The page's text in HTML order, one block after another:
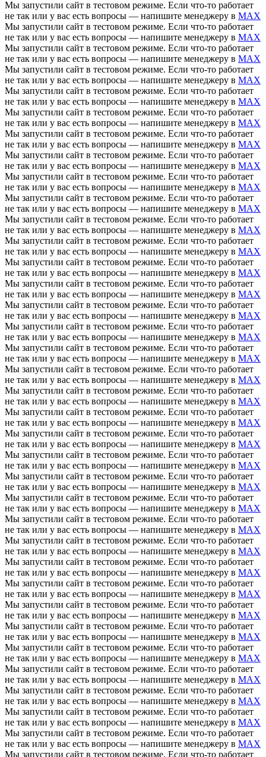
Мы запустили сайт в тестовом режиме. Если что-то работает
не так или у вас есть вопросы — напишите менеджеру в MAX
Мы запустили сайт в тестовом режиме. Если что-то работает
не так или у вас есть вопросы — напишите менеджеру в MAX
Мы запустили сайт в тестовом режиме. Если что-то работает
не так или у вас есть вопросы — напишите менеджеру в MAX
Мы запустили сайт в тестовом режиме. Если что-то работает
не так или у вас есть вопросы — напишите менеджеру в MAX
Мы запустили сайт в тестовом режиме. Если что-то работает
не так или у вас есть вопросы — напишите менеджеру в MAX
Мы запустили сайт в тестовом режиме. Если что-то работает
не так или у вас есть вопросы — напишите менеджеру в MAX
Мы запустили сайт в тестовом режиме. Если что-то работает
не так или у вас есть вопросы — напишите менеджеру в MAX
Мы запустили сайт в тестовом режиме. Если что-то работает
не так или у вас есть вопросы — напишите менеджеру в MAX
Мы запустили сайт в тестовом режиме. Если что-то работает
не так или у вас есть вопросы — напишите менеджеру в MAX
Мы запустили сайт в тестовом режиме. Если что-то работает
не так или у вас есть вопросы — напишите менеджеру в MAX
Мы запустили сайт в тестовом режиме. Если что-то работает
не так или у вас есть вопросы — напишите менеджеру в MAX
Мы запустили сайт в тестовом режиме. Если что-то работает
не так или у вас есть вопросы — напишите менеджеру в MAX
Мы запустили сайт в тестовом режиме. Если что-то работает
не так или у вас есть вопросы — напишите менеджеру в MAX
Мы запустили сайт в тестовом режиме. Если что-то работает
не так или у вас есть вопросы — напишите менеджеру в MAX
Мы запустили сайт в тестовом режиме. Если что-то работает
не так или у вас есть вопросы — напишите менеджеру в MAX
Мы запустили сайт в тестовом режиме. Если что-то работает
не так или у вас есть вопросы — напишите менеджеру в MAX
Мы запустили сайт в тестовом режиме. Если что-то работает
не так или у вас есть вопросы — напишите менеджеру в MAX
Мы запустили сайт в тестовом режиме. Если что-то работает
не так или у вас есть вопросы — напишите менеджеру в MAX
Мы запустили сайт в тестовом режиме. Если что-то работает
не так или у вас есть вопросы — напишите менеджеру в MAX
Мы запустили сайт в тестовом режиме. Если что-то работает
не так или у вас есть вопросы — напишите менеджеру в MAX
Мы запустили сайт в тестовом режиме. Если что-то работает
не так или у вас есть вопросы — напишите менеджеру в MAX
Мы запустили сайт в тестовом режиме. Если что-то работает
не так или у вас есть вопросы — напишите менеджеру в MAX
Мы запустили сайт в тестовом режиме. Если что-то работает
не так или у вас есть вопросы — напишите менеджеру в MAX
Мы запустили сайт в тестовом режиме. Если что-то работает
не так или у вас есть вопросы — напишите менеджеру в MAX
Мы запустили сайт в тестовом режиме. Если что-то работает
не так или у вас есть вопросы — напишите менеджеру в MAX
Мы запустили сайт в тестовом режиме. Если что-то работает
не так или у вас есть вопросы — напишите менеджеру в MAX
Мы запустили сайт в тестовом режиме. Если что-то работает
не так или у вас есть вопросы — напишите менеджеру в MAX
Мы запустили сайт в тестовом режиме. Если что-то работает
не так или у вас есть вопросы — напишите менеджеру в MAX
Мы запустили сайт в тестовом режиме. Если что-то работает
не так или у вас есть вопросы — напишите менеджеру в MAX
Мы запустили сайт в тестовом режиме. Если что-то работает
не так или у вас есть вопросы — напишите менеджеру в MAX
Мы запустили сайт в тестовом режиме. Если что-то работает
не так или у вас есть вопросы — напишите менеджеру в MAX
Мы запустили сайт в тестовом режиме. Если что-то работает
не так или у вас есть вопросы — напишите менеджеру в MAX
Мы запустили сайт в тестовом режиме. Если что-то работает
не так или у вас есть вопросы — напишите менеджеру в MAX
Мы запустили сайт в тестовом режиме. Если что-то работает
не так или у вас есть вопросы — напишите менеджеру в MAX
Мы запустили сайт в тестовом режиме. Если что-то работает
не так или у вас есть вопросы — напишите менеджеру в MAX
Мы запустили сайт в тестовом режиме. Если что-то работает